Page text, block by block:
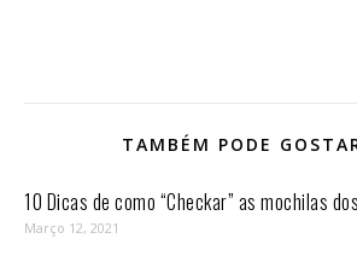
TAMBÉM PODE
10 Dicas de como “Checkar” as mochilas
Março 12, 2021